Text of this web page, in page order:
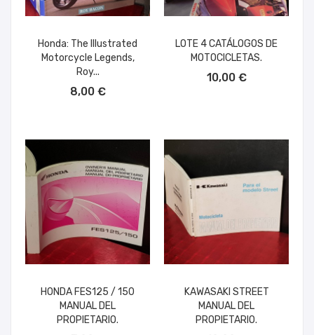
Honda: The Illustrated
Motorcycle Legends,
Roy...
8,00 €
LOTE 4 CATÁLOGOS DE
MOTOCICLETAS.
10,00 €
HONDA FES125 / 150
MANUAL DEL
PROPIETARIO.
KAWASAKI STREET
MANUAL DEL
PROPIETARIO.